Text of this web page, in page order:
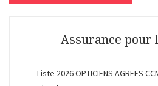
Assurance pour
Liste 2026 OPTICIENS AGREES